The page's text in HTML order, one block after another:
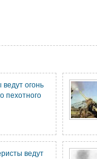
огонь
пехотного
ведут